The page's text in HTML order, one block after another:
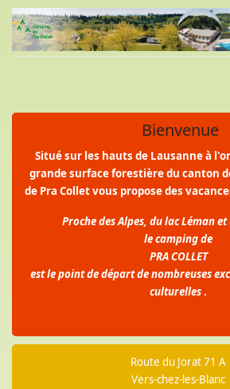
Bienvenue
Situé sur les hauts de Lausanne à
grande surface forestière du canton
de Pra Collet vous propose des
Proche des Alpes, du lac Léman
le camping de
PRA COLLET
est le point de départ de nombreuses
culturelles.
Route du Jorat 71 A
Vers-chez-les-Blanc